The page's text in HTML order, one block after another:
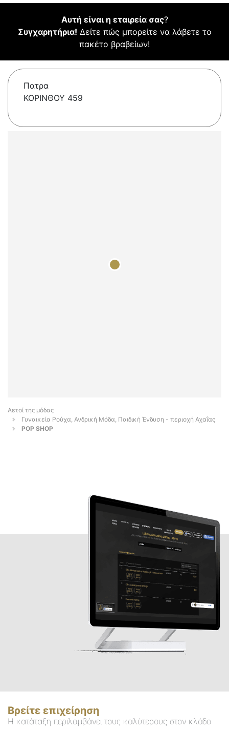
Αυτή είναι η εταιρεία σας?
Συγχαρητήρια! Δείτε πώς μπορείτε να λάβετε το
πακέτο βραβείων!
Πατρα
ΚΟΡΙΝΘΟΥ 459
Αετοί της μόδας
Γυναικεία Ρούχα, Ανδρική Μόδα, Παιδική Ένδυση - περιοχή Αχαΐας
POP SHOP
Βρείτε επιχείρηση
Η κατάταξη περιλαμβάνει τους καλύτερους στον κλάδο